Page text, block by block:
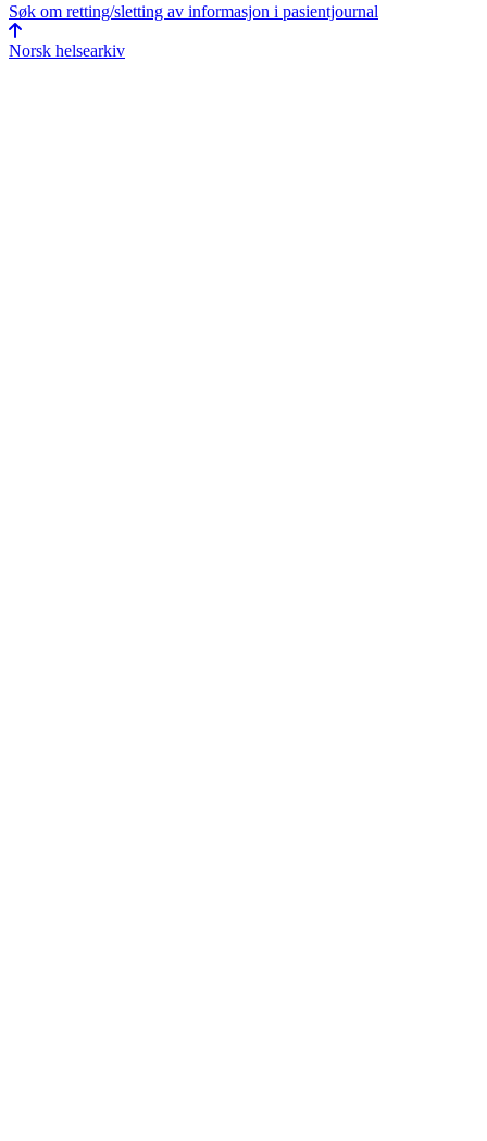
Søk om retting/sletting av informasjon i pasientjournal
Norsk helsearkiv